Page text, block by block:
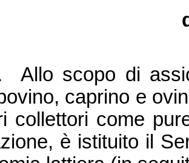
Allo scopo di
caprino e
collettori come
è istituito il